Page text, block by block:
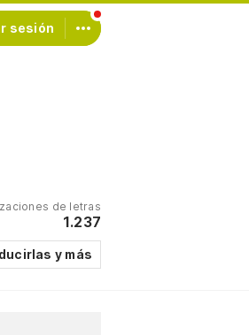
sesión
de letras
1.237
y más